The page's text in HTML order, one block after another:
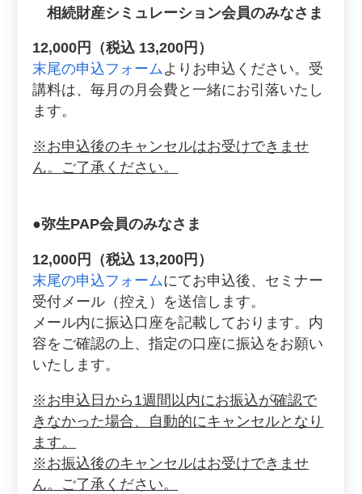
相続財産シミュレーション会員のみなさま
12,000円（税込 13,200円）
末尾の申込フォームよりお申込ください。受
講料は、毎月の月会費と一緒にお引落いたし
ます。
※お申込後のキャンセルはお受けできませ
ん。ご了承ください。
●弥生PAP会員のみなさま
12,000円（税込 13,200円）
末尾の申込フォームにてお申込後、セミナー
受付メール（控え）を送信します。
メール内に振込口座を記載しております。内
容をご確認の上、指定の口座に振込をお願い
いたします。
※お申込日から1週間以内にお振込が確認で
きなかった場合、自動的にキャンセルとなり
ます。
※お振込後のキャンセルはお受けできませ
ん。ご了承ください。